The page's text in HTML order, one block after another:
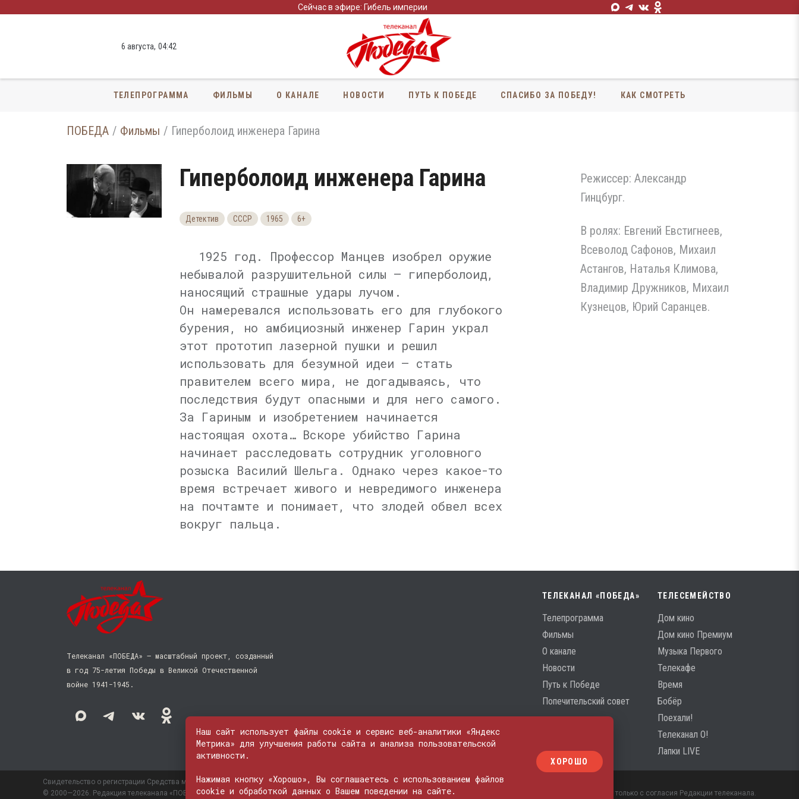
Сейчас в эфире: Гибель империи
6 августа, 04:42
ТЕЛЕПРОГРАММА ФИЛЬМЫ О КАНАЛЕ НОВОСТИ ПУТЬ К ПОБЕДЕ СПАСИБО ЗА ПОБЕДУ! КАК СМОТРЕТЬ
ПОБЕДА Фильмы Гиперболоид инженера Гарина
Гиперболоид инженера Гарина
Детектив СССР 1965 6+
1925 год. Профессор Манцев изобрел оружие
небывалой разрушительной силы — гиперболоид,
наносящий страшные удары лучом.
Он намеревался использовать его для глубокого
бурения, но амбициозный инженер Гарин украл
этот прототип лазерной пушки и решил
использовать для безумной идеи — стать
правителем всего мира, не догадываясь, что
последствия будут опасными и для него самого.
За Гариным и изобретением начинается
настоящая охота… Вскоре убийство Гарина
начинает расследовать сотрудник уголовного
розыска Василий Шельга. Однако через какое-то
время встречает живого и невредимого инженера
на почтамте и понимает, что злодей обвел всех
вокруг пальца.
Режиссер: Александр
Гинцбург.
В ролях: Евгений Евстигнеев,
Всеволод Сафонов, Михаил
Астангов, Наталья Климова,
Владимир Дружников, Михаил
Кузнецов, Юрий Саранцев.
Телеканал «ПОБЕДА» — масштабный проект, созданный
в год 75-летия Победы в Великой Отечественной
войне 1941−1945.
ТЕЛЕКАНАЛ «ПОБЕДА»
Телепрограмма
Фильмы
О канале
Новости
Путь к Победе
Попечительский совет
ТЕЛЕСЕМЕЙСТВО
Дом кино
Дом кино Премиум
Музыка Первого
Телекафе
Время
Бобёр
Поехали!
Телеканал О!
Лапки LIVE
Свидетельство о регистрации Средства массовой информации: ЭЛ № ФС 77 - 74600
© 2000—2026. Редакция телеканала «ПОБЕДА». Все права на любые материалы, опубликованные на сайте, защищены. Любое использование материалов возможно только с согласия Редакции телеканала.
Наш сайт использует файлы cookie и сервис веб-аналитики «Яндекс
Метрика» для улучшения работы сайта и анализа пользовательской
активности.
Нажимая кнопку «Хорошо», Вы соглашаетесь с использованием файлов
cookie и обработкой данных о Вашем поведении на сайте.
ХОРОШО